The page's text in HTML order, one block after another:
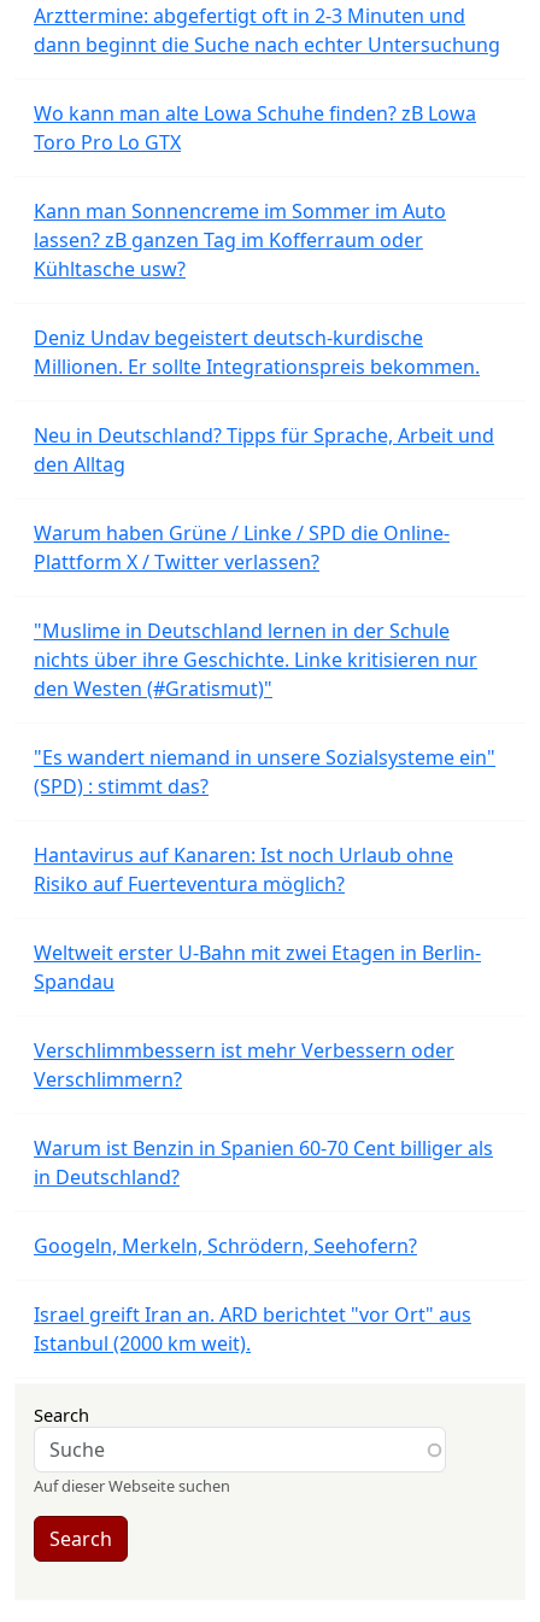
Arzttermine: abgefertigt oft in 2-3 Minuten und
dann beginnt die Suche nach echter Untersuchung
Wo kann man alte Lowa Schuhe finden? zB Lowa
Toro Pro Lo GTX
Kann man Sonnencreme im Sommer im Auto
lassen? zB ganzen Tag im Kofferraum oder
Kühltasche usw?
Deniz Undav begeistert deutsch-kurdische
Millionen. Er sollte Integrationspreis bekommen.
Neu in Deutschland? Tipps für Sprache, Arbeit und
den Alltag
Warum haben Grüne / Linke / SPD die Online-
Plattform X / Twitter verlassen?
"Muslime in Deutschland lernen in der Schule
nichts über ihre Geschichte. Linke kritisieren nur
den Westen (#Gratismut)"
"Es wandert niemand in unsere Sozialsysteme ein"
(SPD) : stimmt das?
Hantavirus auf Kanaren: Ist noch Urlaub ohne
Risiko auf Fuerteventura möglich?
Weltweit erster U-Bahn mit zwei Etagen in Berlin-
Spandau
Verschlimmbessern ist mehr Verbessern oder
Verschlimmern?
Warum ist Benzin in Spanien 60-70 Cent billiger als
in Deutschland?
Googeln, Merkeln, Schrödern, Seehofern?
Israel greift Iran an. ARD berichtet "vor Ort" aus
Istanbul (2000 km weit).
Search
Auf dieser Webseite suchen
Search